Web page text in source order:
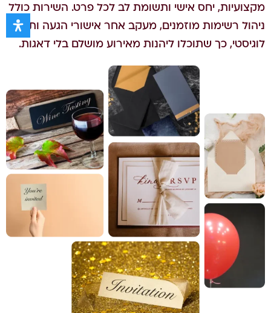
מקצועיות, יחס אישי ותשומת לב לכל פרט. השירות כולל
ניהול רשימות מוזמנים, מעקב אחר אישורי הגעה ותיאום
לוגיסטי, כך שתוכלו ליהנות מאירוע מושלם בלי דאגות.